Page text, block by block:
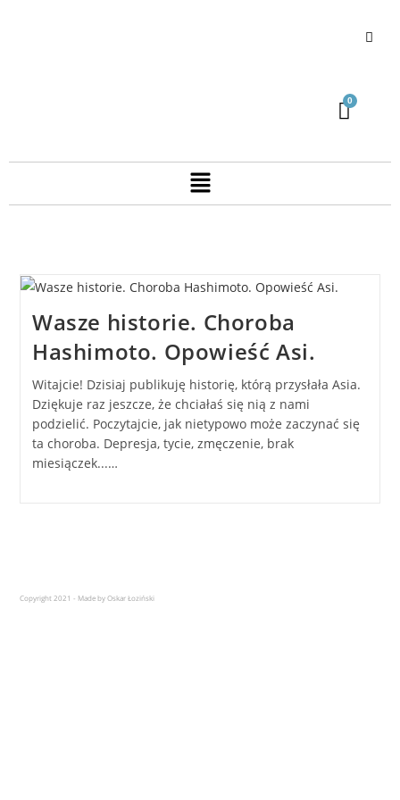
Wasze historie. Choroba
Hashimoto. Opowieść Asi.
Witajcie! Dzisiaj publikuję historię, którą przysłała Asia.
Dziękuje raz jeszcze, że chciałaś się nią z nami
podzielić. Poczytajcie, jak nietypowo może zaczynać się
ta choroba. Depresja, tycie, zmęczenie, brak
miesiączek...…
Copyright 2021 - Made by Oskar Łoziński